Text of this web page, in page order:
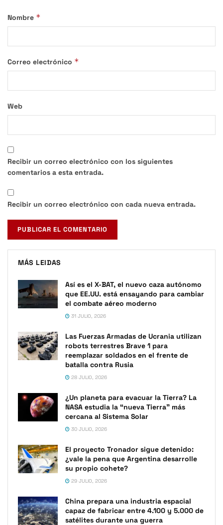
Nombre *
Correo electrónico *
Web
Recibir un correo electrónico con los siguientes
comentarios a esta entrada.
Recibir un correo electrónico con cada nueva entrada.
MÁS LEIDAS
Así es el X-BAT, el nuevo caza autónomo
que EE.UU. está ensayando para cambiar
el combate aéreo moderno
31 JULIO, 2026
Las Fuerzas Armadas de Ucrania utilizan
robots terrestres Brave 1 para
reemplazar soldados en el frente de
batalla contra Rusia
28 JULIO, 2026
¿Un planeta para evacuar la Tierra? La
NASA estudia la “nueva Tierra” más
cercana al Sistema Solar
30 JULIO, 2026
El proyecto Tronador sigue detenido:
¿vale la pena que Argentina desarrolle
su propio cohete?
29 JULIO, 2026
China prepara una industria espacial
capaz de fabricar entre 4.100 y 5.000 de
satélites durante una guerra